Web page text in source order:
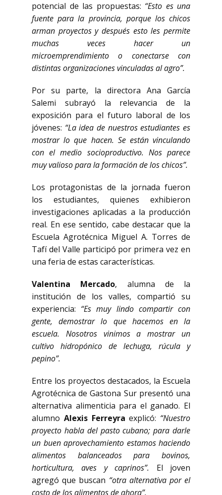
potencial de las propuestas: “Esto es una
fuente para la provincia, porque los chicos
arman proyectos y después esto les permite
muchas veces hacer un
microemprendimiento o conectarse con
distintas organizaciones vinculadas al agro”.
Por su parte, la directora Ana García
Salemi subrayó la relevancia de la
exposición para el futuro laboral de los
jóvenes: “La idea de nuestros estudiantes es
mostrar lo que hacen. Se están vinculando
con el medio socioproductivo. Nos parece
muy valioso para la formación de los chicos”.
Los protagonistas de la jornada fueron
los estudiantes, quienes exhibieron
investigaciones aplicadas a la producción
real. En ese sentido, cabe destacar que la
Escuela Agrotécnica Miguel A. Torres de
Tafí del Valle participó por primera vez en
una feria de estas características.
Valentina Mercado, alumna de la
institución de los valles, compartió su
experiencia: “Es muy lindo compartir con
gente, demostrar lo que hacemos en la
escuela. Nosotros vinimos a mostrar un
cultivo hidropónico de lechuga, rúcula y
pepino”.
Entre los proyectos destacados, la Escuela
Agrotécnica de Gastona Sur presentó una
alternativa alimenticia para el ganado. El
alumno Alexis Ferreyra explicó: “Nuestro
proyecto habla del pasto cubano; para darle
un buen aprovechamiento estamos haciendo
alimentos balanceados para bovinos,
horticultura, aves y caprinos”. El joven
agregó que buscan “otra alternativa por el
costo de los alimentos de ahora”.